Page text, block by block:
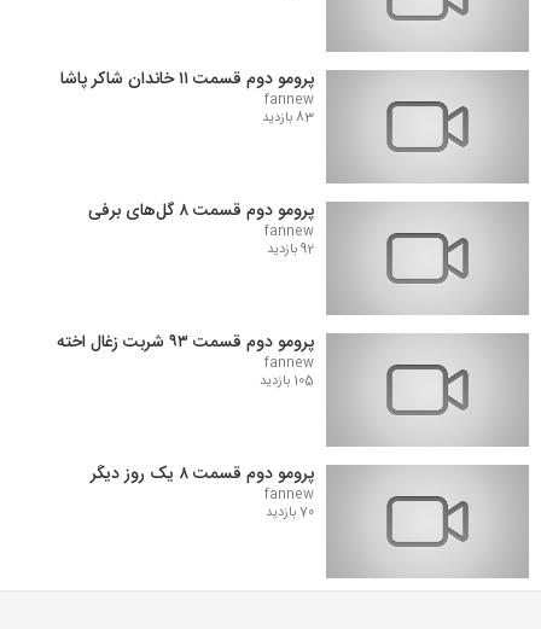
پرومو دوم قسمت ۱۱ خاندان شاکر پاشا
fannew
83 بازدید
پرومو دوم قسمت ۸ گل‌های برفی
fannew
92 بازدید
پرومو دوم قسمت ۹۳ شربت زغال اخته
fannew
105 بازدید
پرومو دوم قسمت ۸ یک روز دیگر
fannew
70 بازدید